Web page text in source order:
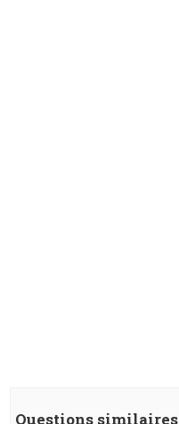
Questions similaires